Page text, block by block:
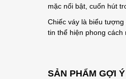
mặc nổi bật, cuốn hút
Chiếc váy là biểu
tin thể hiện phong cách
SẢN PHẨM GỢI Ý